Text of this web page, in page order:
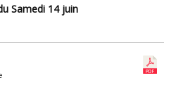
Samedi 14 juin